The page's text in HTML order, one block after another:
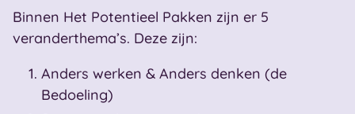
Binnen Het Potentieel Pakken zijn er 5
veranderthema’s. Deze zijn:
Anders werken & Anders denken (de
Bedoeling)